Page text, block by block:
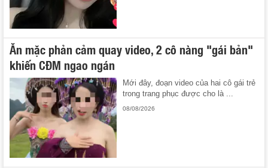
Ăn mặc phản cảm quay video, 2 cô nàng "gái bản"
khiến CĐM ngao ngán
Mới đây, đoạn video của hai cô gái trẻ
trong trang phục được cho là ...
08/08/2026